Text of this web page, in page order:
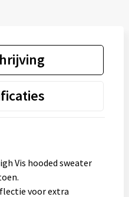
Vis hooded sweater
voor extra